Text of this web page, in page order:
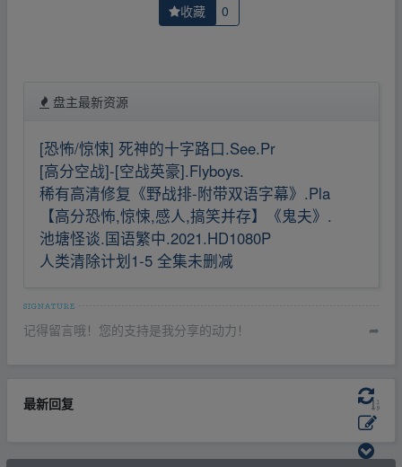
收藏 0
盘主最新资源
[恐怖/惊悚] 死神的十字路口.See.Pr
[高分空战]-[空战英豪].Flyboys.
稀有高清修复《野战排-附带双语字幕》.Pla
【高分恐怖,惊悚,感人,搞笑并存】《鬼夫》.
池塘怪谈.国语繁中.2021.HD1080P
人类清除计划1-5 全集未删减
记得留言哦！您的支持是我分享的动力！ ➦
最新回复